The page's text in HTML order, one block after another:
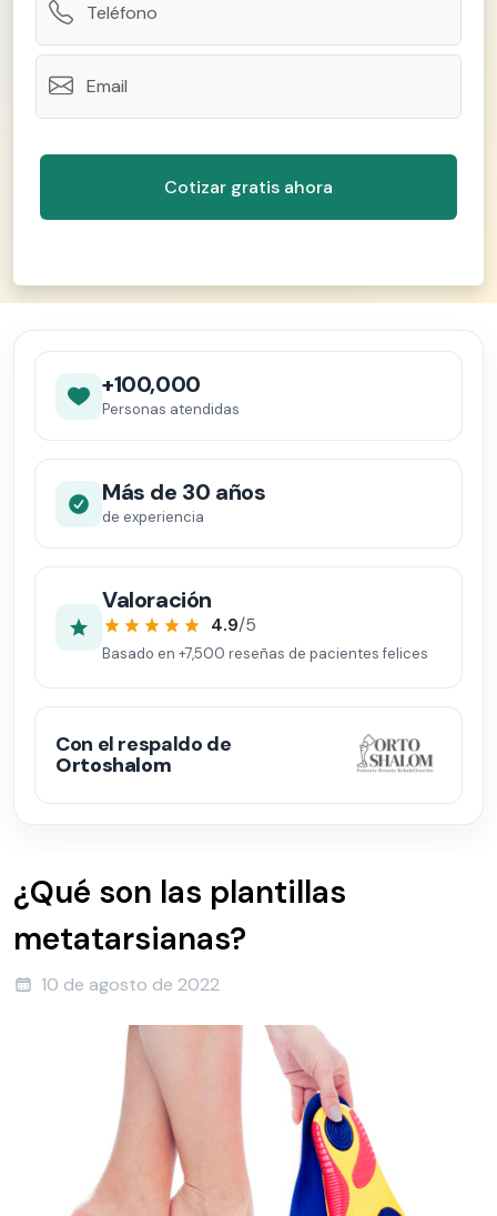
+100,000
Personas atendidas
Más de 30 años
de experiencia
Valoración
4.9/5
Basado en +7,500 reseñas de pacientes felices
Con el respaldo de
Ortoshalom
¿Qué son las plantillas
metatarsianas?
10 de agosto de 2022